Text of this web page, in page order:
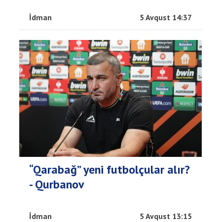
İdman 5 Avqust 14:37
“Qarabağ” yeni futbolçular alır?
- Qurbanov
İdman 5 Avqust 13:15